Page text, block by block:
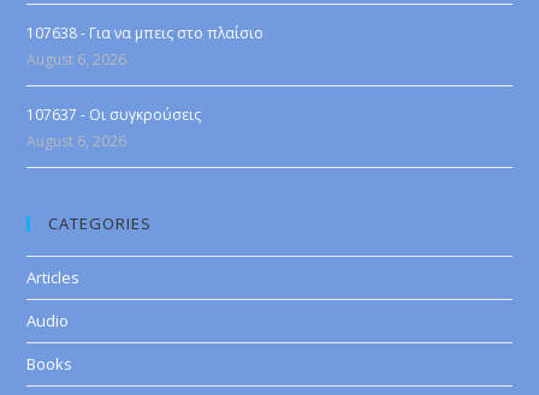
107638 - Για να μπεις στο πλαίσιο
August 6, 2026
107637 - Οι συγκρούσεις
August 6, 2026
CATEGORIES
Articles
Audio
Books